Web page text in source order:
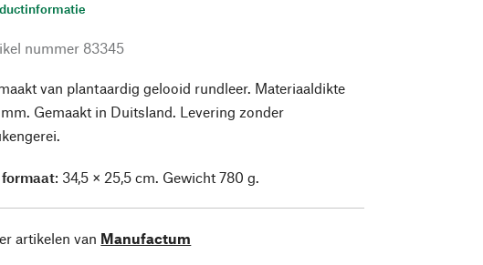
nummer 83345
van plantaardig gelooid rundleer. Materiaaldikte
mm. Gemaakt in Duitsland. Levering zonder
: 34,5 × 25,5 cm. Gewicht 780 g.
artikelen van Manufactum